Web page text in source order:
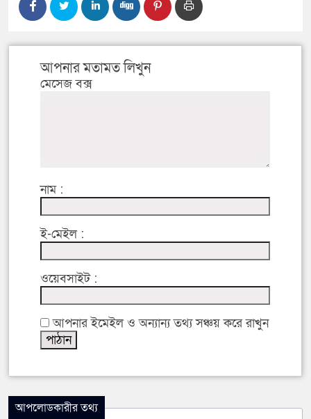
আপনার মতামত লিখুন
মেসেজ বক্স
নাম :
ই-মেইল :
ওয়েবসাইট :
আপনার ইমেইল ও অন্যান্য তথ্য সঞ্চয় করে রাখুন
আপলোডকারীর তথ্য